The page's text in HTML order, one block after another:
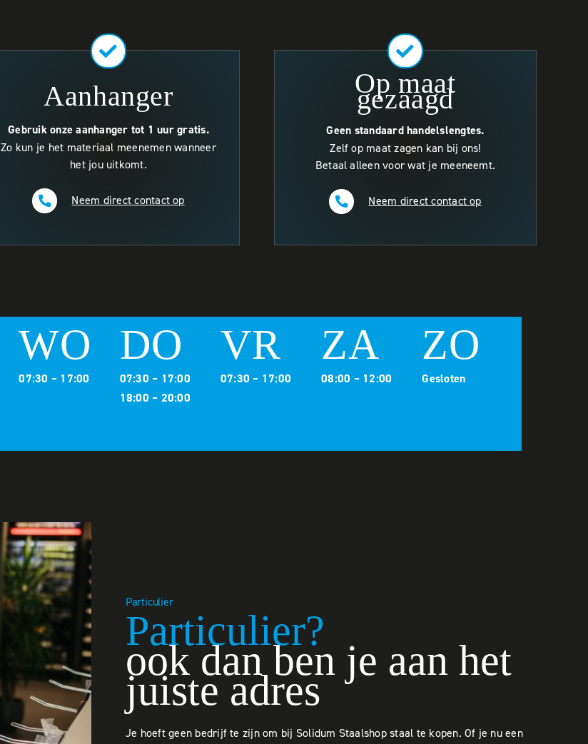
Aanhanger
Gebruik onze aanhanger tot 1 uur gratis.
Zo kun je het materiaal meenemen wanneer
het jou uitkomt.
Neem direct contact op
Op maat
gezaagd
Geen standaard handelslengtes.
Zelf op maat zagen kan bij ons!
Betaal alleen voor wat je meeneemt.
Neem direct contact op
WO
07:30 – 17:00
DO
07:30 – 17:00
18:00 – 20:00
VR
07:30 – 17:00
ZA
08:00 – 12:00
ZO
Gesloten
Particulier
Particulier?
ook dan ben je aan het
juiste adres
Je hoeft geen bedrijf te zijn om bij Solidum Staalshop staal te kopen. Of je nu een